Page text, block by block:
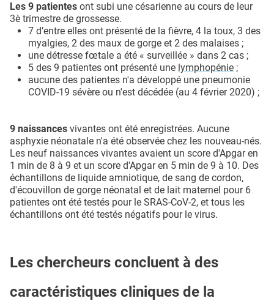
Les 9 patientes ont subi une césarienne au cours de leur
3è trimestre de grossesse.
7 d’entre elles ont présenté de la fièvre, 4 la toux, 3 des
myalgies, 2 des maux de gorge et 2 des malaises ;
une détresse fœtale a été « surveillée » dans 2 cas ;
5 des 9 patientes ont présenté une lymphopénie ;
aucune des patientes n'a développé une pneumonie
COVID-19 sévère ou n'est décédée (au 4 février 2020) ;
9 naissances vivantes ont été enregistrées. Aucune
asphyxie néonatale n'a été observée chez les nouveau-nés.
Les neuf naissances vivantes avaient un score d'Apgar en
1 min de 8 à 9 et un score d'Apgar en 5 min de 9 à 10. Des
échantillons de liquide amniotique, de sang de cordon,
d'écouvillon de gorge néonatal et de lait maternel pour 6
patientes ont été testés pour le SRAS-CoV-2, et tous les
échantillons ont été testés négatifs pour le virus.
Les chercheurs concluent à des
caractéristiques cliniques de la